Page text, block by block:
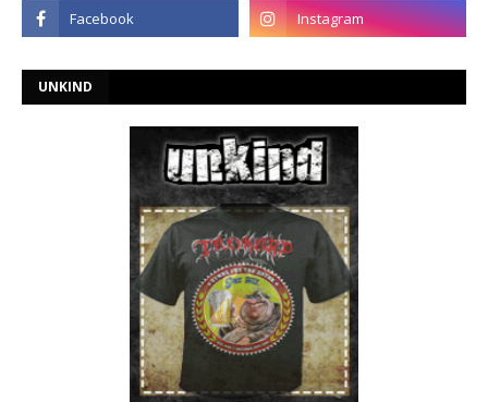
UNKIND